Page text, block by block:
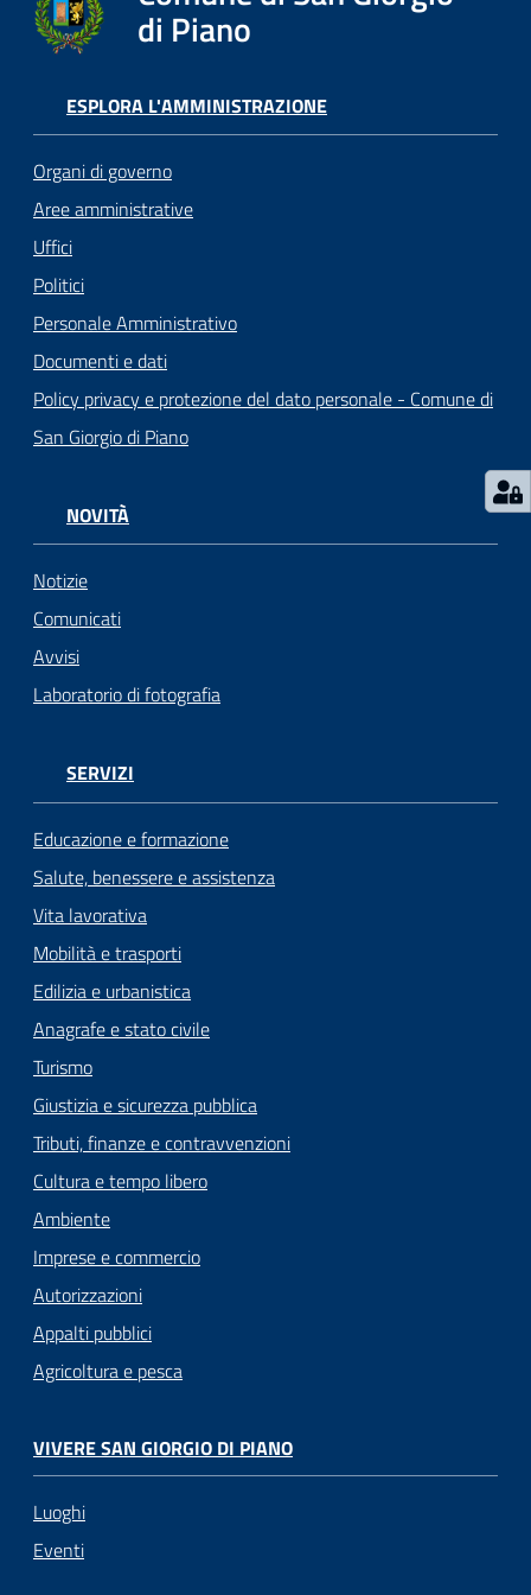
o
n
e
Tutti
gli
argomenti...
di Piano
ESPLORA L'AMMINISTRAZIONE
Organi di governo
Aree amministrative
Uffici
Politici
Personale Amministrativo
Documenti e dati
Policy privacy e protezione del dato personale - Comune di
San Giorgio di Piano
NOVITÀ
Notizie
Comunicati
Avvisi
Laboratorio di fotografia
SERVIZI
Educazione e formazione
Salute, benessere e assistenza
Vita lavorativa
Mobilità e trasporti
Edilizia e urbanistica
Anagrafe e stato civile
Turismo
Giustizia e sicurezza pubblica
Tributi, finanze e contravvenzioni
Cultura e tempo libero
Ambiente
Imprese e commercio
Autorizzazioni
Appalti pubblici
Agricoltura e pesca
VIVERE SAN GIORGIO DI PIANO
Luoghi
Eventi